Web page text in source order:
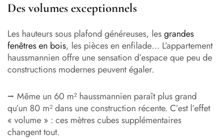
Des volumes exceptionnels
Les hauteurs sous plafond généreuses, lesgrandes
fenêtres en bois, les pièces en enfilade… L’appartement
haussmannien offre une sensation d’espace que peu de
constructions modernes peuvent égaler.
⭢ Même un 60 m² haussmannien paraît plus grand
qu’un 80 m² dans une construction récente. C’est l’effet
« volume » : ces mètres cubes supplémentaires
changent tout.